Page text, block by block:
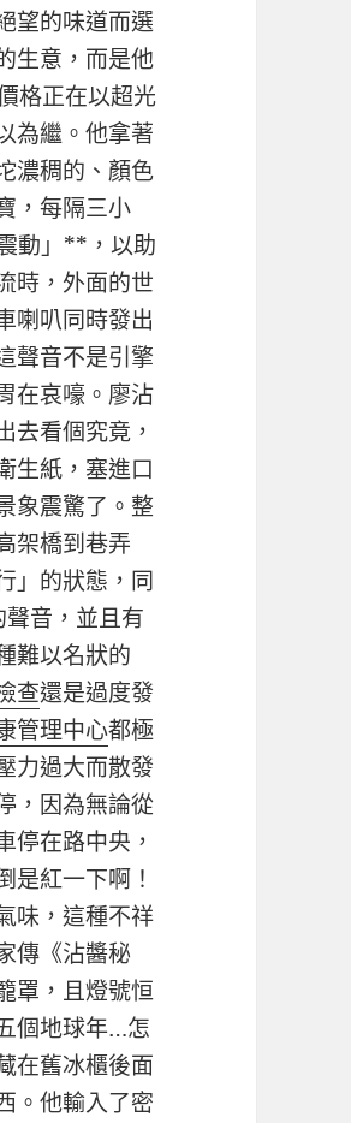
望的味道而選
生意，而是他
格正在以超光
為繼。他拿著
濃稠的、顏色
，每隔三小
動」**，以助
時，外面的世
喇叭同時發出
音不是引擎
在哀嚎。廖沾
去看個究竟，
生紙，塞進口
象震驚了。整
架橋到巷弄
」的狀態，同
音，並且有
難以名狀的
查還是過度發
管理中心都極
力過大而散發
，因為無論從
停在路中央，
是紅一下啊！
味，這種不祥
傳《沾醬秘
罩，且燈號恒
個地球年…怎
在舊冰櫃後面
。他輸入了密